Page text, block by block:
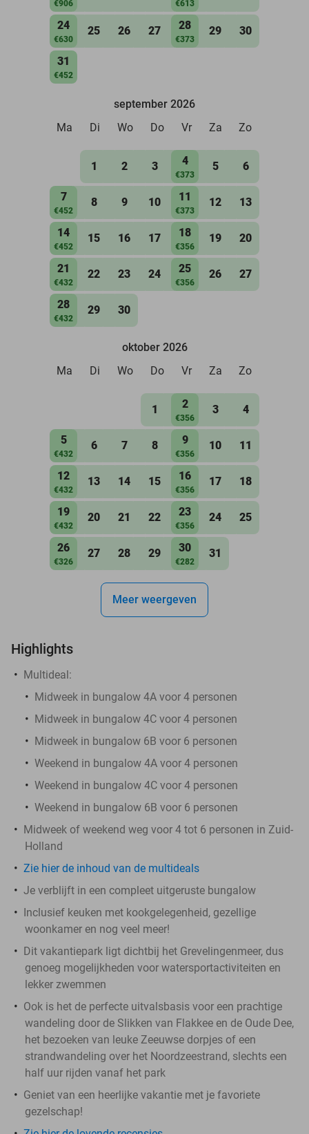
€906 €613
24
€630
25 26 27 28
€373
29 30
31
€452
september 2026
Ma
Di Wo Do Vr Za Zo
1 2 3 4
€373
5 6
7
€452
8 9 10 11
€373
12 13
14
€452
15 16 17 18
€356
19 20
21
€432
22 23 24 25
€356
26 27
28
€432
29 30
oktober 2026
Ma
Di Wo Do Vr Za Zo
1 2
€356
3 4
5
€432
6 7 8 9
€356
10 11
12
€432
13 14 15 16
€356
17 18
19
€432
20 21 22 23
€356
24 25
26
€326
27 28 29 30
€282
31
Meer weergeven
Highlights
Multideal:
Midweek in bungalow 4A voor 4 personen
Midweek in bungalow 4C voor 4 personen
Midweek in bungalow 6B voor 6 personen
Weekend in bungalow 4A voor 4 personen
Weekend in bungalow 4C voor 4 personen
Weekend in bungalow 6B voor 6 personen
Midweek of weekend weg voor 4 tot 6 personen in Zuid-
Holland
Zie hier de inhoud van de multideals
Je verblijft in een compleet uitgeruste bungalow
Inclusief keuken met kookgelegenheid, gezellige
woonkamer en nog veel meer!
Dit vakantiepark ligt dichtbij het Grevelingenmeer, dus
genoeg mogelijkheden voor watersportactiviteiten en
lekker zwemmen
Ook is het de perfecte uitvalsbasis voor een prachtige
wandeling door de Slikken van Flakkee en de Oude Dee,
het bezoeken van leuke Zeeuwse dorpjes of een
strandwandeling over het Noordzeestrand, slechts een
half uur rijden vanaf het park
Geniet van een heerlijke vakantie met je favoriete
gezelschap!